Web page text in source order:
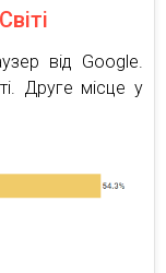
від Google.
Друге місце у